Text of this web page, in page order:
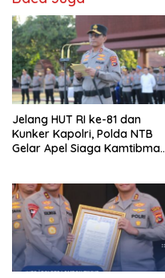
Jelang HUT RI ke-81 dan
Kunker Kapolri, Polda NTB
Gelar Apel Siaga Kamtibmas